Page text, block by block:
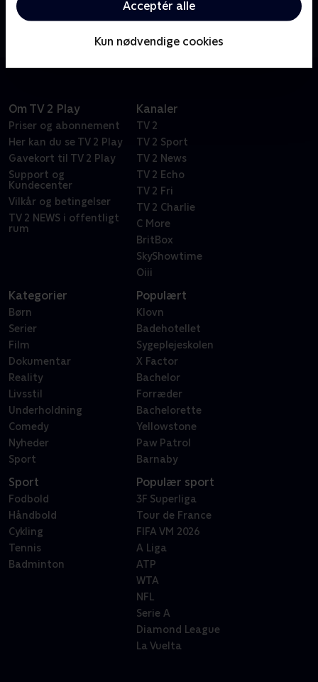
Acceptér alle
Kun nødvendige cookies
og Gibby sender hun showet fra et hjemmelavet
studie i sin lejlighed. Her bor hun med sin 29-årige
bror og værge, Spencer.
Om TV 2 Play
Priser og abonnement
Her kan du se TV 2 Play
Gavekort til TV 2 Play
Support og
Kundecenter
Vilkår og betingelser
TV 2 NEWS i offentligt
rum
Kanaler
TV 2
TV 2 Sport
TV 2 News
TV 2 Echo
TV 2 Fri
TV 2 Charlie
C More
BritBox
SkyShowtime
Oiii
Kategorier
Børn
Serier
Film
Dokumentar
Reality
Livsstil
Underholdning
Comedy
Nyheder
Sport
Populært
Klovn
Badehotellet
Sygeplejeskolen
X Factor
Bachelor
Forræder
Bachelorette
Yellowstone
Paw Patrol
Barnaby
Sport
Fodbold
Håndbold
Cykling
Tennis
Badminton
Populær sport
3F Superliga
Tour de France
FIFA VM 2026
A Liga
ATP
WTA
NFL
Serie A
Diamond League
La Vuelta